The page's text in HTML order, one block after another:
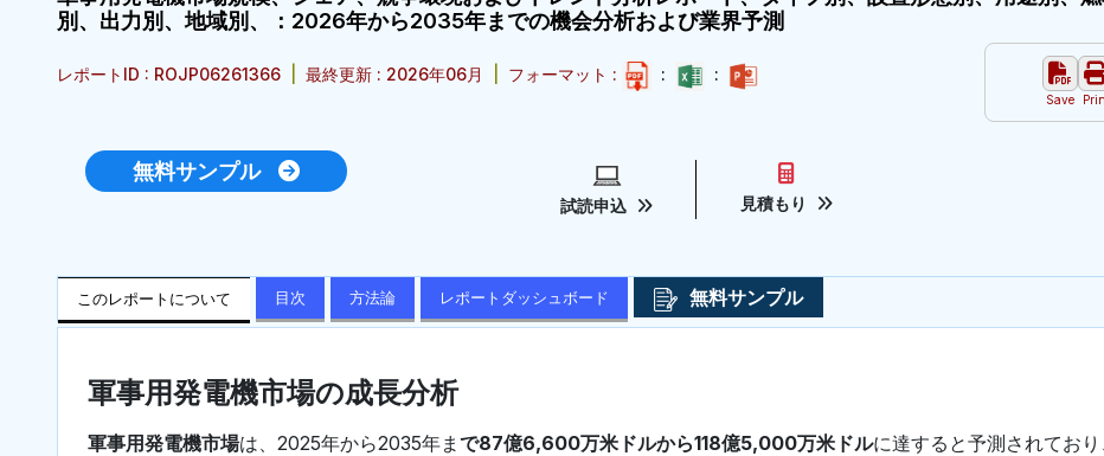
別、出力別、地域別、：2026年から2035年までの機会分析および業界予測
レポートID : ROJP06261366 最終更新 : 2026年06月 フォーマット : : :
Save
無料サンプル
試読申込 見積もり
このレポートについて 目次 方法論 レポートダッシュボード 無料サンプル
軍事用発電機市場の成長分析
軍事用発電機市場は、2025年から2035年ま で87億6,600万米ドルから118億5,000万米ドルに達すると予測されており